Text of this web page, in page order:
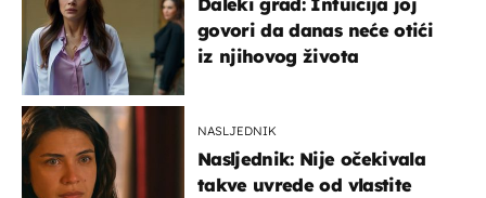
govori da danas neće otići
iz njihovog života
NASLJEDNIK
Nasljednik: Nije očekivala
takve uvrede od vlastite